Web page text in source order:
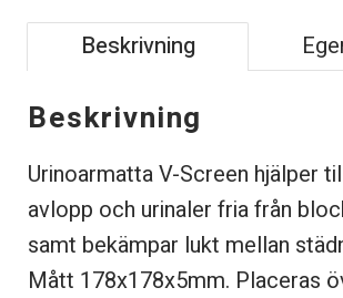
Beskrivning
Beskrivning
Urinoarmatta V-Screen hjälper
avlopp och urinaler fria från
samt bekämpar lukt mellan
Mått 178x178x5mm. Placeras